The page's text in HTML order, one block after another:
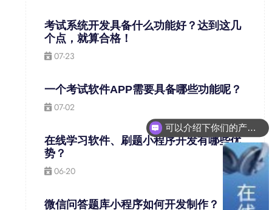
考试系统开发具备什么功能好？达到这几
个点，就算合格！
07-23
一个考试软件APP需要具备哪些功能呢？
07-02
在线学习软件、刷题小程序开发有哪些优
势？
06-20
微信问答题库小程序如何开发制作？
可以介绍下你们的产品么？